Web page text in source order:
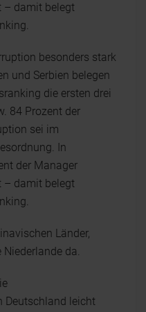
– damit belegt
besonders stark
und Serbien belegen
die ersten drei
84 Prozent der
sei im
In
der Manager
– damit belegt
Länder,
da.
Deutschland leicht